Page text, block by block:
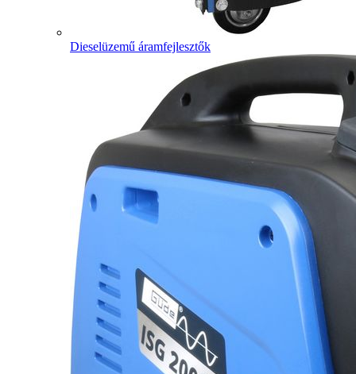
Dieselüzemű áramfejlesztők